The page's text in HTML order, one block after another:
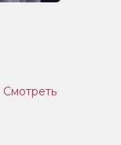
Смотреть